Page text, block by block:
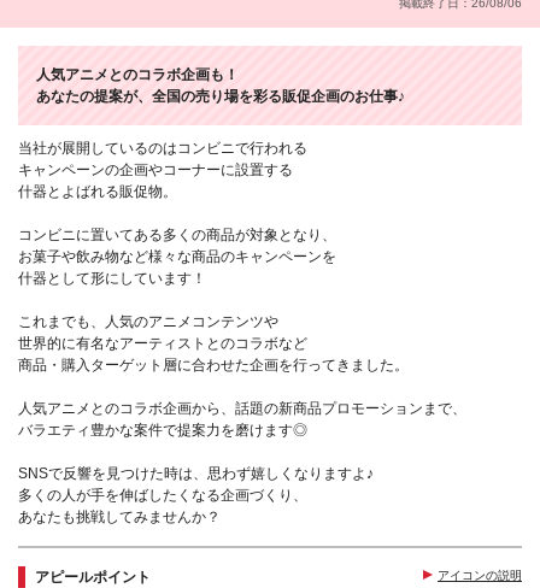
掲載終了日：26/08/06
人気アニメとのコラボ企画も！
あなたの提案が、全国の売り場を彩る販促企画のお仕事♪
当社が展開しているのはコンビニで行われる
キャンペーンの企画やコーナーに設置する
什器とよばれる販促物。
コンビニに置いてある多くの商品が対象となり、
お菓子や飲み物など様々な商品のキャンペーンを
什器として形にしています！
これまでも、人気のアニメコンテンツや
世界的に有名なアーティストとのコラボなど
商品・購入ターゲット層に合わせた企画を行ってきました。
人気アニメとのコラボ企画から、話題の新商品プロモーションまで、
バラエティ豊かな案件で提案力を磨けます◎
SNSで反響を見つけた時は、思わず嬉しくなりますよ♪
多くの人が手を伸ばしたくなる企画づくり、
あなたも挑戦してみませんか？
アピールポイント アイコンの説明